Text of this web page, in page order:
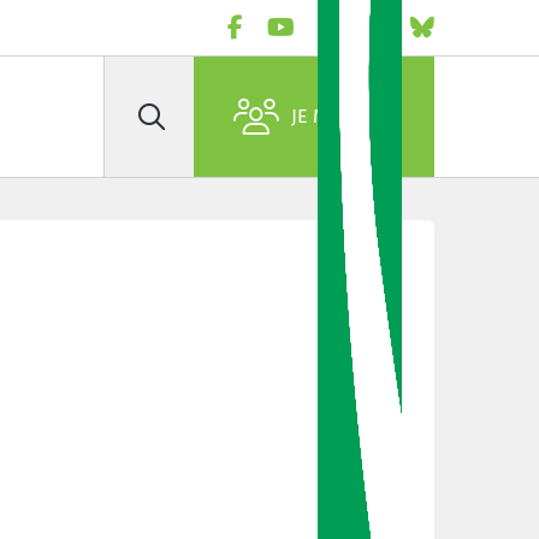
Rechercher JE M'AFFILIE